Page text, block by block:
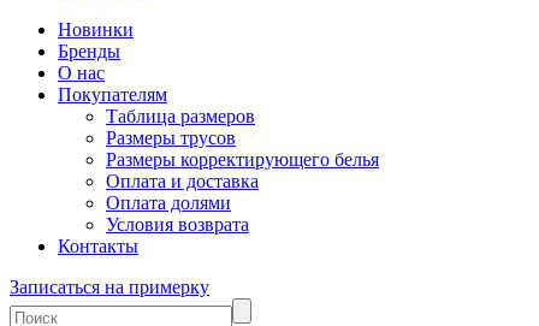
Новинки
Бренды
О нас
Покупателям
Таблица размеров
Размеры трусов
Размеры корректирующего белья
Оплата и доставка
Оплата долями
Условия возврата
Контакты
Записаться на примерку